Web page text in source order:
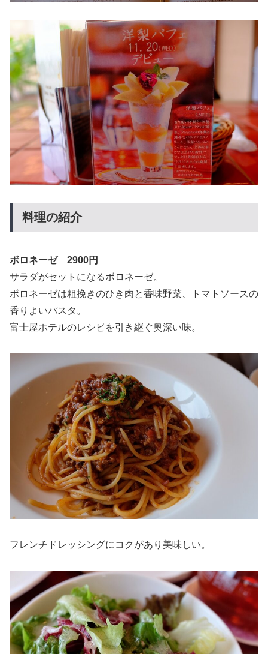
料理の紹介
ボロネーゼ 2900円
サラダがセットになるボロネーゼ。
ボロネーゼは粗挽きのひき肉と香味野菜、トマトソースの
香りよいパスタ。
富士屋ホテルのレシピを引き継ぐ奥深い味。
フレンチドレッシングにコクがあり美味しい。